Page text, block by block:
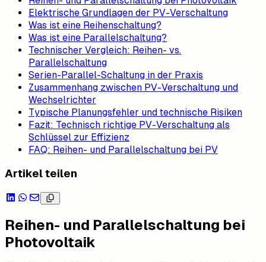
Elektrische Grundlagen der PV-Verschaltung
Was ist eine Reihenschaltung?
Was ist eine Parallelschaltung?
Technischer Vergleich: Reihen- vs.
Parallelschaltung
Serien-Parallel-Schaltung in der Praxis
Zusammenhang zwischen PV-Verschaltung und
Wechselrichter
Typische Planungsfehler und technische Risiken
Fazit: Technisch richtige PV-Verschaltung als
Schlüssel zur Effizienz
FAQ: Reihen- und Parallelschaltung bei PV
Artikel teilen
Reihen- und Parallelschaltung bei
Photovoltaik